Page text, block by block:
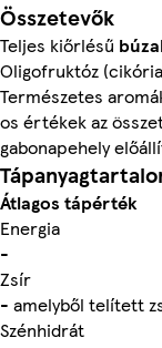
Összetevők
Teljes kiőrlésű
Oligofruktóz
Természetes
os értékek az
gabonapehely
Átlagos tápérték
Energia
-
Zsír
- amelyből telített
Szénhidrát